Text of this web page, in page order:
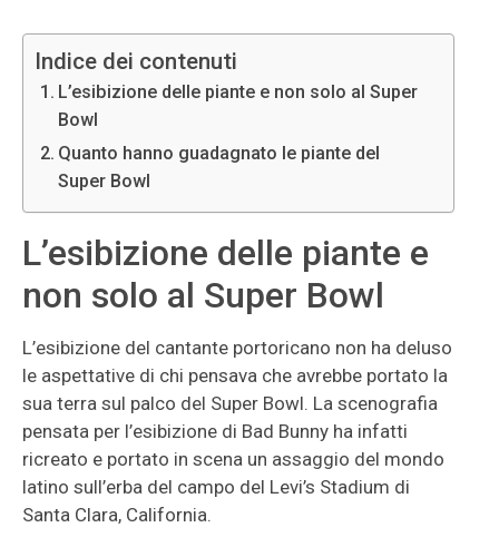
Indice dei contenuti
L’esibizione delle piante e non solo al Super
Bowl
Quanto hanno guadagnato le piante del
Super Bowl
L’esibizione delle piante e
non solo al Super Bowl
L’esibizione del cantante portoricano non ha deluso
le aspettative di chi pensava che avrebbe portato la
sua terra sul palco del Super Bowl. La scenografia
pensata per l’esibizione di Bad Bunny ha infatti
ricreato e portato in scena un assaggio del mondo
latino sull’erba del campo del Levi’s Stadium di
Santa Clara, California.